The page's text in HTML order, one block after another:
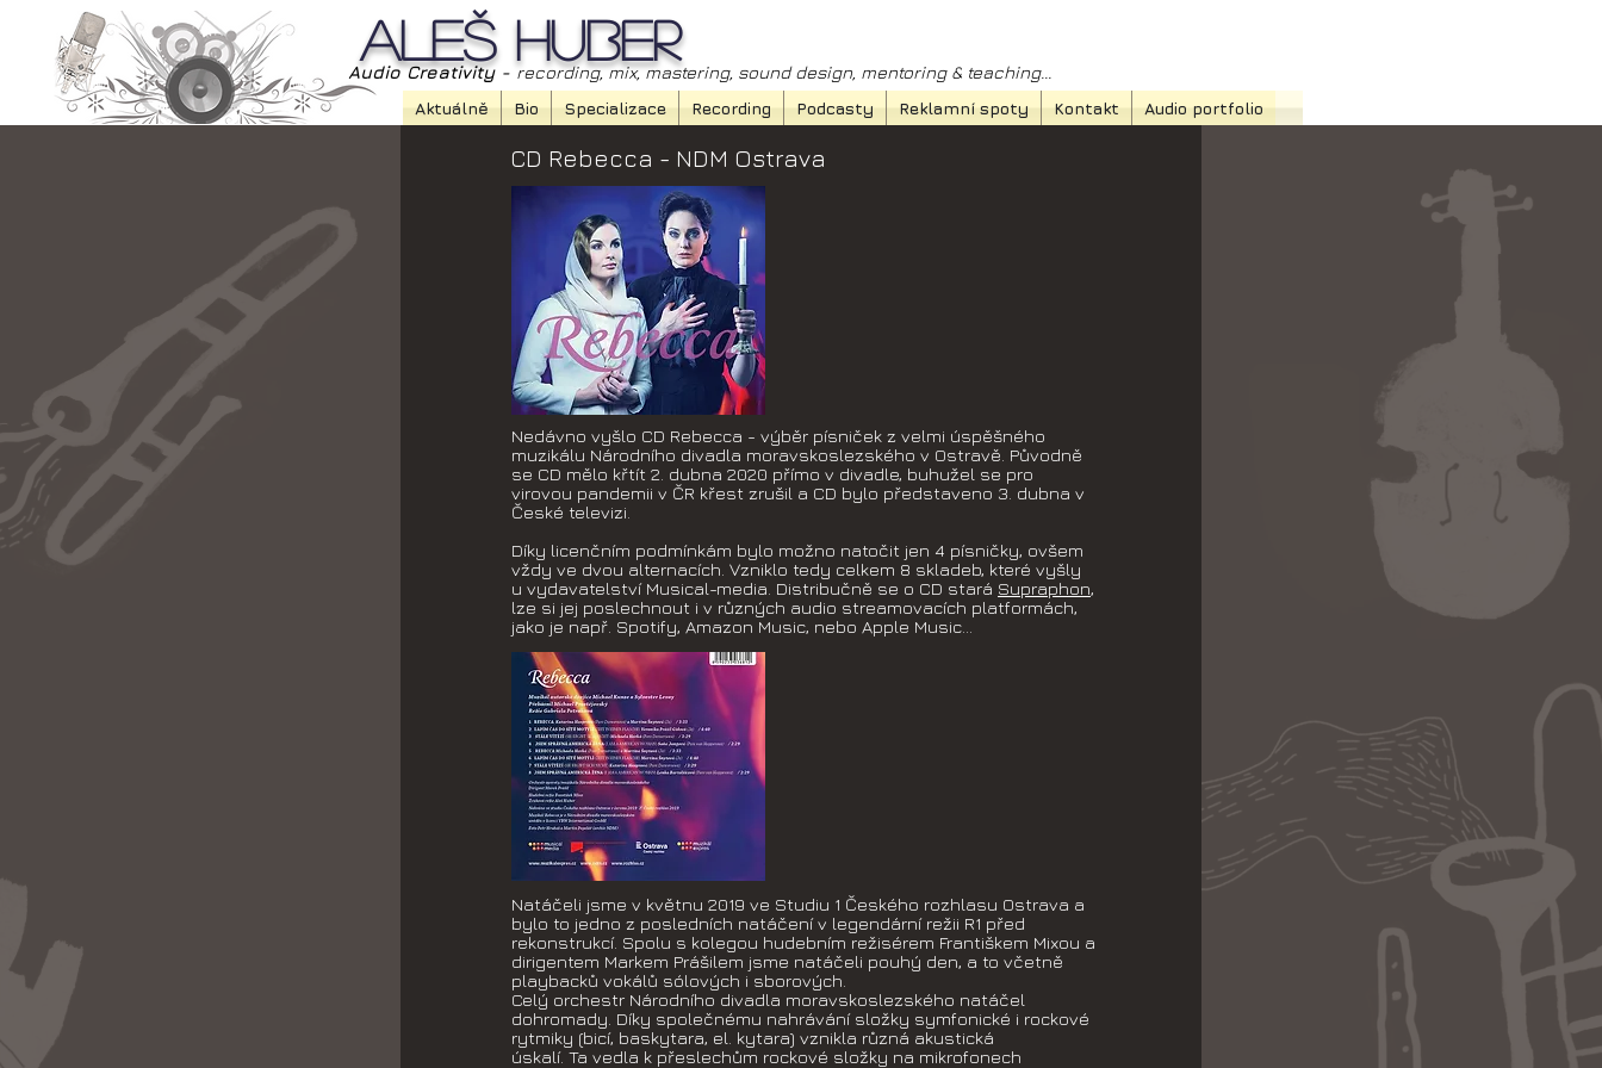
Aleš Huber
Audio Creativity - recording, mix, mastering, sound design, mentoring & teaching...
Aktuálně
Bio Specializace Recording Podcasty Reklamní spoty Kontakt Audio portfolio
CD Rebecca - NDM Ostrava
Nedávno vyšlo CD Rebecca - výběr písniček z velmi úspěšného
muzikálu Národního divadla moravskoslezského v Ostravě. Původně
se CD mělo křtít 2. dubna 2020 přímo v divadle, buhužel se pro
virovou pandemii v ČR křest zrušil a CD bylo představeno 3. dubna v
České televizi.
Díky licenčním podmínkám bylo možno natočit jen 4 písničky, ovšem
vždy ve dvou alternacích. Vzniklo tedy celkem 8 skladeb, které vyšly
u vydavatelství Musical-media. Distribučně se o CD stará Supraphon,
lze si jej poslechnout i v různých audio streamovacích platformách,
jako je např. Spotify, Amazon Music, nebo Apple Music...
Natáčeli jsme v květnu 2019 ve Studiu 1 Českého rozhlasu Ostrava a
bylo to jedno z posledních natáčení v legendární režii R1 před
rekonstrukcí. Spolu s kolegou hudebním režisérem Františkem Mixou a
dirigentem Markem Prášilem jsme natáčeli pouhý den, a to včetně
playbacků vokálů sólových i sborových.
Celý orchestr Národního divadla moravskoslezského natáčel
dohromady. Díky společnému nahrávání složky symfonické i rockové
rytmiky (bicí, baskytara, el. kytara) vznikla různá akustická
úskalí. Ta vedla k přeslechům rockové složky na mikrofonech